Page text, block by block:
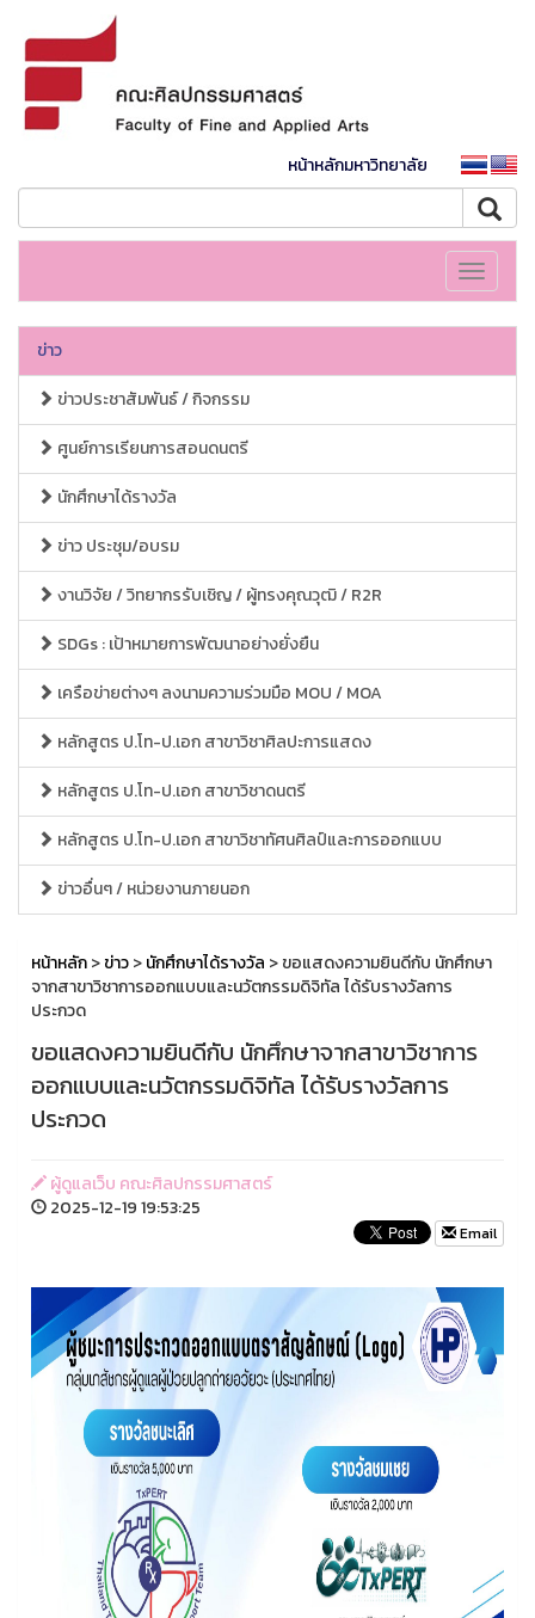
หน้าหลักมหาวิทยาลัย
Toggle
ข่าว
ข่าวประชาสัมพันธ์ / กิจกรรม
ศูนย์การเรียนการสอนดนตรี
นักศึกษาได้รางวัล
ข่าว ประชุม/อบรม
งานวิจัย / วิทยากรรับเชิญ / ผู้ทรงคุณวุฒิ / R2R
SDGs : เป้าหมายการพัฒนาอย่างยั่งยืน
เครือข่ายต่างๆ ลงนามความร่วมมือ MOU / MOA
หลักสูตร ป.โท-ป.เอก สาขาวิชาศิลปะการแสดง
หลักสูตร ป.โท-ป.เอก สาขาวิชาดนตรี
หลักสูตร ป.โท-ป.เอก สาขาวิชาทัศนศิลป์และการออกแบบ
ข่าวอื่นๆ / หน่วยงานภายนอก
หน้าหลัก>ข่าว>นักศึกษาได้รางวัล > ขอแสดงความยินดีกับ นักศึกษา
จากสาขาวิชาการออกแบบและนวัตกรรมดิจิทัล ได้รับรางวัลการ
ประกวด
ขอแสดงความยินดีกับ นักศึกษาจากสาขาวิชาการ
ออกแบบและนวัตกรรมดิจิทัล ได้รับรางวัลการ
ประกวด
ผู้ดูแลเว็บ คณะศิลปกรรมศาสตร์
2025-12-19 19:53:25
Email